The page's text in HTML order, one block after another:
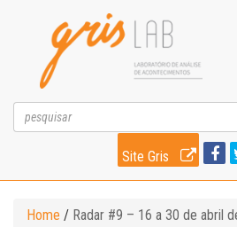
Site Gris
Home / Radar #9 – 16 a 30 de abril